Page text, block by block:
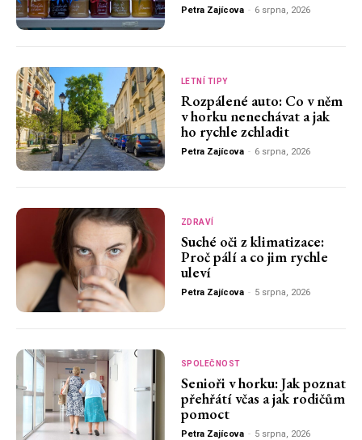
Petra Zajícova - 6 srpna, 2026
LETNÍ TIPY
Rozpálené auto: Co v něm
v horku nenechávat a jak
ho rychle zchladit
Petra Zajícova - 6 srpna, 2026
ZDRAVÍ
Suché oči z klimatizace:
Proč pálí a co jim rychle
uleví
Petra Zajícova - 5 srpna, 2026
SPOLEČNOST
Senioři v horku: Jak poznat
přehřátí včas a jak rodičům
pomoct
Petra Zajícova - 5 srpna, 2026